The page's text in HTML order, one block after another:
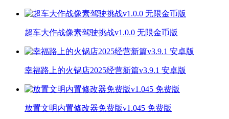
超车大作战像素驾驶挑战v1.0.0 无限金币版
幸福路上的火锅店2025经营新篇v3.9.1 安卓版
放置文明内置修改器免费版v1.045 免费版